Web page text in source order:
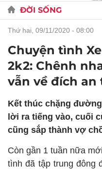
ĐỜI SỐNG
thứ hai, 09/11/2020 - 08:00
Chuyện tình
2k2: Chênh
vẫn về đích an
Kết thúc chặng
lời ra tiếng vào, cuối
cũng sắp thành vợ
Còn gần 1 tuần nữa
tình đã tập trung đông